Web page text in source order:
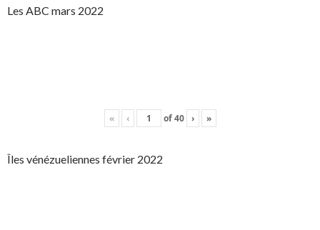
Les ABC mars 2022
« ‹ of40 › »
Îles vénézueliennes février 2022